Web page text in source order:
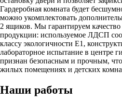
Гардеробная комната будет
можно укомплектовать
2 ящиков. Мы гарантируем
продукции: используемое ЛДСП
классу экологичности Е1,
лабораторное испытание в центре
признан безопасным и прочным, что
жилых помещениях и детских
Наши работы